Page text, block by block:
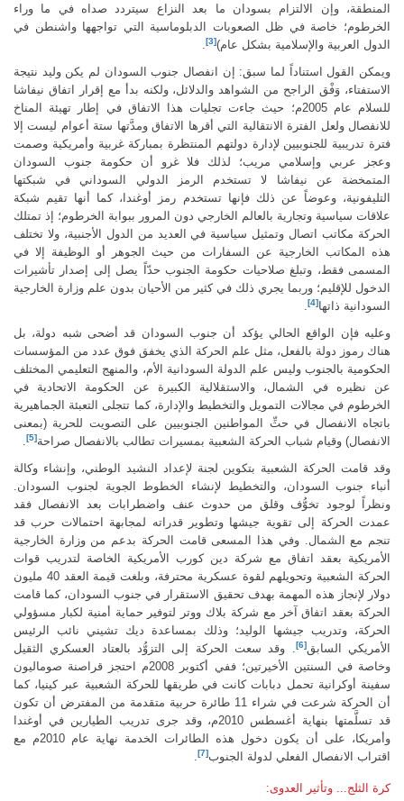
المنطقة، وإن الالتزام بسودان ما بعد النزاع سيتردد صداه في ما وراء
الخرطوم؛ خاصة في ظل الصعوبات الدبلوماسية التي تواجهها واشنطن في
الدول العربية والإسلامية بشكل عام)[3]
ويمكن القول استناداً لما سبق: إن انفصال جنوب السودان لم يكن وليد نتيجة
الاستفتاء، وَفْق الراجح من الشواهد والدلائل، ولكنه بدأ مع إقرار اتفاق نيفاشا
للسلام عام 2005م؛ حيث جاءت تجليات هذا الاتفاق في إطار تهيئة المناخ
للانفصال ولعل الفترة الانتقالية التي أقرها الاتفاق ومدَّتها ستة أعوام ليست إلا
فترة تدريبية للجنوبيين لإدارة دولتهم المنتظرة بمباركة غربية وأمريكية وصمت
وعجز عربي وإسلامي مريب؛ لذلك فلا غرو أن حكومة جنوب السودان
المتمخضة عن نيفاشا لا تستخدم الرمز الدولي السوداني في شبكتها
التليفونية، وعوضاً عن ذلك فإنها تستخدم رمز أوغندا، كما أنها تقيم شبكة
علاقات سياسية وتجارية بالعالم الخارجي دون المرور ببوابة الخرطوم؛ إذ تمتلك
الحركة مكاتب اتصال وتمثيل سياسية في العديد من الدول الأجنبية، ولا تختلف
هذه المكاتب الخارجية عن السفارات من حيث الجوهر أو الوظيفة إلا في
المسمى فقط، وتبلغ صلاحيات حكومة الجنوب حدّاً يصل إلى إصدار تأشيرات
الدخول للإقليم؛ وربما يجري ذلك في كثير من الأحيان بدون علم وزارة الخارجية
السودانية ذاتها[4]
وعليه فإن الواقع الحالي يؤكد أن جنوب السودان قد أضحى شبه دولة، بل
هناك رموز دولة بالفعل، مثل علم الحركة الذي يخفق فوق عدد من المؤسسات
الحكومية بالجنوب وليس علم الدولة السودانية الأم، والمنهج التعليمي المختلف
عن نظيره في الشمال، والاستقلالية الكبيرة عن الحكومة الاتحادية في
الخرطوم في مجالات التمويل والتخطيط والإدارة، كما تتجلى التعبئة الجماهيرية
باتجاه الانفصال في حثِّ المواطنين الجنوبيين على التصويت للحرية (بمعنى
الانفصال) وقيام شباب الحركة الشعبية بمسيرات تطالب بالانفصال صراحة[5]
وقد قامت الحركة الشعبية بتكوين لجنة لإعداد النشيد الوطني، وإنشاء وكالة
أنباء جنوب السودان، والتخطيط لإنشاء الخطوط الجوية لجنوب السودان.
ونظراً لوجود تخوُّف وقلق من حدوث عنف واضطرابات بعد الانفصال فقد
عمدت الحركة إلى تقوية جيشها وتطوير قدراته لمجابهة احتمالات حرب قد
تنجم مع الشمال. وفي هذا المسعى قامت الحركة بدعم من وزارة الخارجية
الأمريكية بعقد اتفاق مع شركة دين كورب الأمريكية الخاصة لتدريب قوات
الحركة الشعبية وتحويلهم لقوة عسكرية محترفة، وبلغت قيمة العقد 40 مليون
دولار لإنجاز هذه المهمة بهدف تحقيق الاستقرار في جنوب السودان، كما قامت
الحركة بعقد اتفاق آخر مع شركة بلاك ووتر لتوفير حماية أمنية لكبار مسؤولي
الحركة، وتدريب جيشها الوليد؛ وذلك بمساعدة ديك تشيني نائب الرئيس
الأمريكي السابق[6]
. وقد سعت الحركة إلى التزوُّد بالعتاد العسكري الثقيل
وخاصة في السنتين الأخيرتين؛ ففي أكتوبر 2008م احتجز قراصنة صوماليون
سفينة أوكرانية تحمل دبابات كانت في طريقها للحركة الشعبية عبر كينيا، كما
أن الحركة شرعت في شراء 11 طائرة حربية متقدمة من المفترض أن تكون
قد تسلَّمتها بنهاية أغسطس 2010م، وقد جرى تدريب الطيارين في أوغندا
وأمريكا، على أن يكون دخول هذه الطائرات الخدمة نهاية عام 2010م مع
اقتراب الانفصال الفعلي لدولة الجنوب[7]
كرة الثلج... وتأثير العدوى: